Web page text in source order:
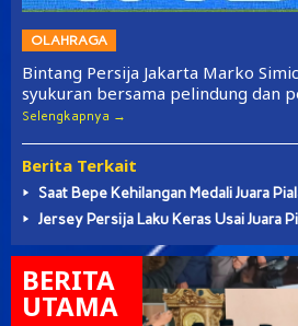
OLAHRAGA
Bintang Persija Jakarta Marko
syukuran bersama pelindung dan
Selengkapnya
Berita Terkait
Saat Bepe Kehilangan Medali Juara
Jersey Persija Laku Keras Usai Juara
BERITA
UTAMA